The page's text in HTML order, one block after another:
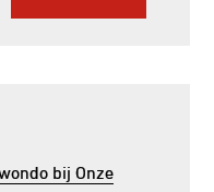
bij Onze